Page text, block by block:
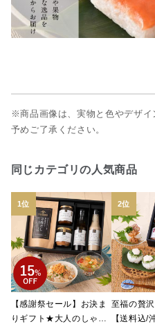
※商品画像は、実物と色やデザ
予めご了承ください。
同じカテゴリの人気商品
【感謝祭セール】お決ま
りギフト★大人のしゃけ
至福の贅
【送料込/